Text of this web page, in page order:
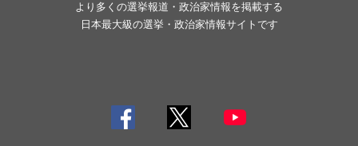
より多くの選挙報道・政治家情報を掲載する
日本最大級の選挙・政治家情報サイトです